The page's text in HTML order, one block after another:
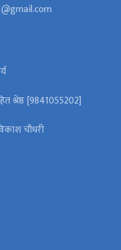
श्रेष्ठ [9841055202]
चौधरी